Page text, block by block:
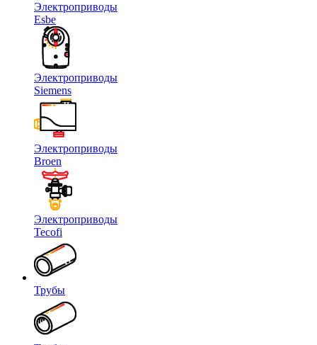
Электроприводы
Esbe
Электроприводы
Siemens
Электроприводы
Broen
Электроприводы
Tecofi
Трубы